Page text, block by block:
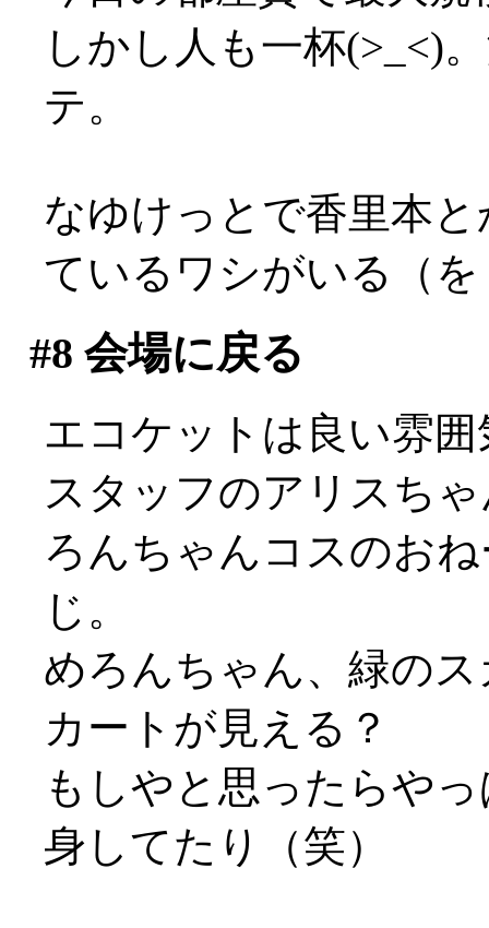
しかし人も一杯(>_<)
テ。
なゆけっとで香里本
ているワシがいる（を
#8 会場に戻る
エコケットは良い雰
スタッフのアリスち
ろんちゃんコスのお
じ。
めろんちゃん、緑の
カートが見える？
もしやと思ったらや
身してたり（笑）